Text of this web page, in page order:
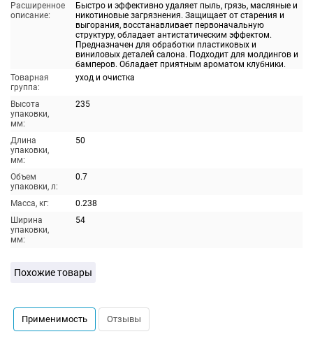
Расширенное
описание:
Быстро и эффективно удаляет пыль, грязь, масляные и
никотиновые загрязнения. Защищает от старения и
выгорания, восстанавливает первоначальную
структуру, обладает антистатическим эффектом.
Предназначен для обработки пластиковых и
виниловых деталей салона. Подходит для молдингов и
бамперов. Обладает приятным ароматом клубники.
Товарная
группа:
уход и очистка
Высота
упаковки,
мм:
235
Длина
упаковки,
мм:
50
Объем
упаковки, л:
0.7
Масса, кг:
0.238
Ширина
упаковки,
мм:
54
Похожие товары
Применимость Отзывы